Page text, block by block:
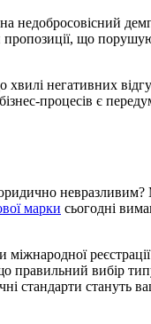
недобросовісний
що
негативних
процесів є
марки сьогодні
міжнародної
правильний вибір
стандарти